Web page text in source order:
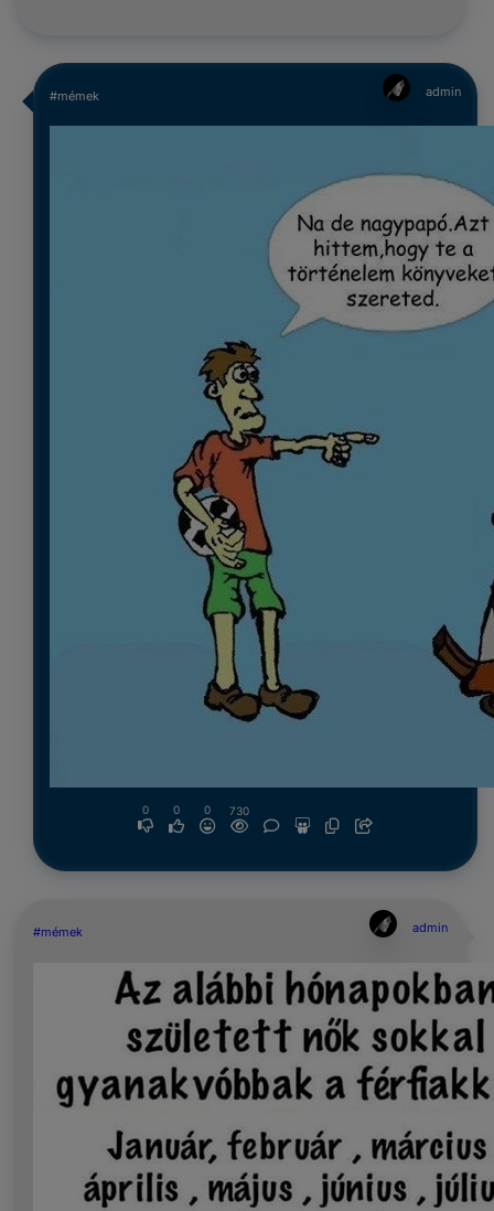
#mémek admin
0 0 0 730
#mémek admin